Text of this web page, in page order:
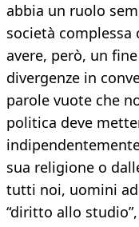
abbia un ruolo
società complessa
avere, però, un
divergenze in
parole vuote che
politica deve
sua religione o
tutti noi, uomini
“diritto allo